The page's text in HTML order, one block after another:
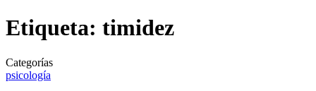
Etiqueta: timidez
Categorías
psicología